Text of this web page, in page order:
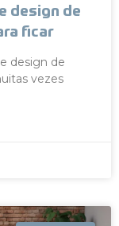
design de
ficar
design de
vezes